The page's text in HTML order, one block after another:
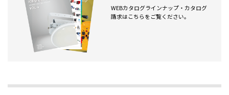
WEBカタログラインナップ・カタログ
請求はこちらをご覧ください。